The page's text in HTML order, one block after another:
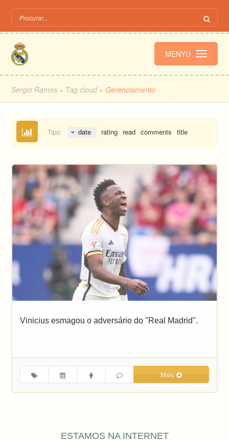
MENYU
Sergio Ramos » Tag cloud » Gerenciamento
Tipo: date rating read comments title
Vinicius esmagou o adversário do "Real Madrid".
Mais
ESTAMOS NA INTERNET